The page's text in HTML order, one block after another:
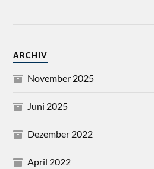
ARCHIV
November 2025
Juni 2025
Dezember 2022
April 2022